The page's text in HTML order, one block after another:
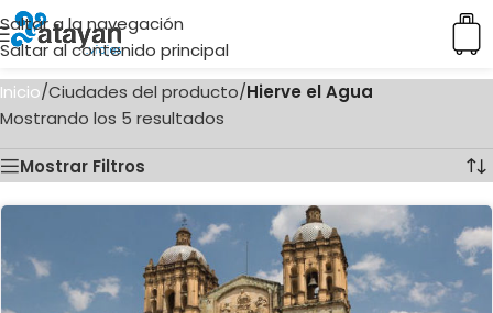
Saltar a la navegación
Saltar al contenido principal
Inicio/Ciudades del producto/Hierve el Agua
Mostrando los 5 resultados
Mostrar Filtros